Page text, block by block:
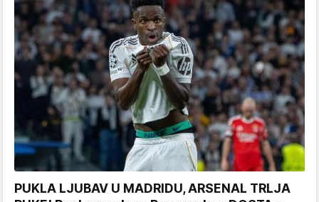
PUKLA LJUBAV U MADRIDU, ARSENAL TRLJA